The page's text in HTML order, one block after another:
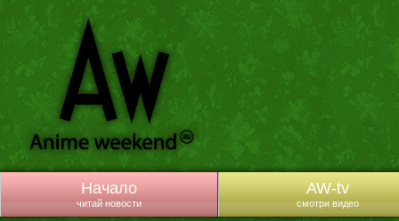
Начало
читай новости
AW-tv
смотри видео